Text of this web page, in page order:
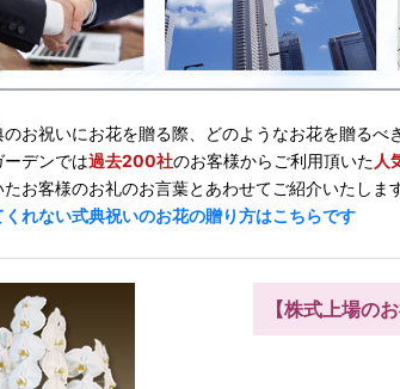
のお祝いにお花を贈る際、どのようなお花を贈るべ
デンでは過去200社のお客様からご利用頂いた 人
たお客様のお礼のお言葉とあわせてご紹介いたします
れない式典祝いのお花の贈り方はこちらです
【株式上場の